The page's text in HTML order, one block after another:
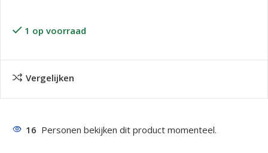
1 op voorraad
Vergelijken
16 Personen bekijken dit product momenteel.